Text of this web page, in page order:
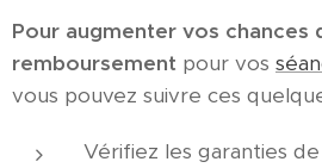
Pour augmenter vos chances
remboursement pour vos
vous pouvez suivre ces
Vérifiez les garanties